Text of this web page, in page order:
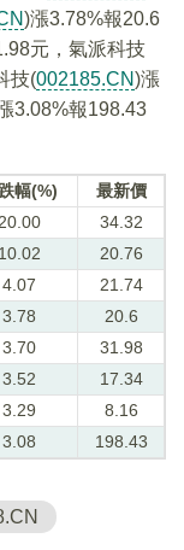
)漲3.78%報20.6
元，氣派科技
技(002185.CN)漲
3.08%報198.43
幅(%)
最新價
20.00
34.32
10.02
20.76
4.07
21.74
3.78
20.6
3.70
31.98
3.52
17.34
3.29
8.16
3.08 198.43